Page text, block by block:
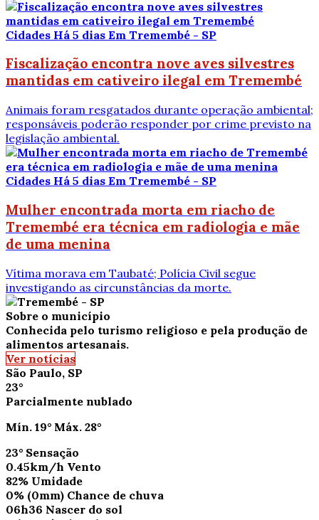
Cidades Há 5 dias Em Tremembé - SP
Fiscalização encontra nove aves silvestres
mantidas em cativeiro ilegal em Tremembé
Animais foram resgatados durante operação ambiental;
responsáveis poderão responder por crime previsto na
legislação ambiental.
Cidades Há 5 dias Em Tremembé - SP
Mulher encontrada morta em riacho de
Tremembé era técnica em radiologia e mãe
de uma menina
Vítima morava em Taubaté; Polícia Civil segue
investigando as circunstâncias da morte.
Sobre o município
Conhecida pelo turismo religioso e pela produção de
alimentos artesanais.
Ver notícias
São Paulo, SP
23°
Parcialmente nublado
Mín. 19° Máx. 28°
23° Sensação
0.45km/h Vento
82% Umidade
0% (0mm) Chance de chuva
06h36 Nascer do sol